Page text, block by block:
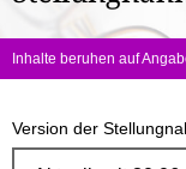
Inhalte beruhen auf
Version der